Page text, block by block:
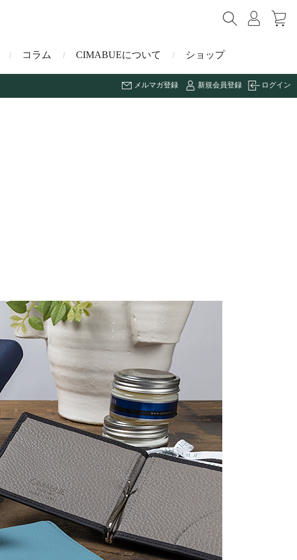
ック ショルダーバッグ
ミニ財布
ベル マルゴー
コラム CIMABUEについて ショップ
メルマガ登録 新規会員登録 ログイン